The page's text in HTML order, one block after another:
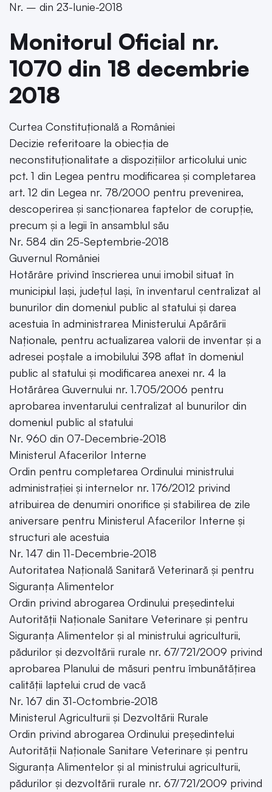
Nr. – din 23-Iunie-2018
Monitorul Oficial nr.
1070 din 18 decembrie
2018
Curtea Constituțională a României
Decizie referitoare la obiecția de
neconstituționalitate a dispozițiilor articolului unic
pct. 1 din Legea pentru modificarea și completarea
art. 12 din Legea nr. 78/2000 pentru prevenirea,
descoperirea și sancționarea faptelor de corupție,
precum și a legii în ansamblul său
Nr. 584 din 25-Septembrie-2018
Guvernul României
Hotărâre privind înscrierea unui imobil situat în
municipiul Iași, județul Iași, în inventarul centralizat al
bunurilor din domeniul public al statului și darea
acestuia în administrarea Ministerului Apărării
Naționale, pentru actualizarea valorii de inventar și a
adresei poștale a imobilului 398 aflat în domeniul
public al statului și modificarea anexei nr. 4 la
Hotărârea Guvernului nr. 1.705/2006 pentru
aprobarea inventarului centralizat al bunurilor din
domeniul public al statului
Nr. 960 din 07-Decembrie-2018
Ministerul Afacerilor Interne
Ordin pentru completarea Ordinului ministrului
administrației și internelor nr. 176/2012 privind
atribuirea de denumiri onorifice și stabilirea de zile
aniversare pentru Ministerul Afacerilor Interne și
structuri ale acestuia
Nr. 147 din 11-Decembrie-2018
Autoritatea Națională Sanitară Veterinară și pentru
Siguranța Alimentelor
Ordin privind abrogarea Ordinului președintelui
Autorității Naționale Sanitare Veterinare și pentru
Siguranța Alimentelor și al ministrului agriculturii,
pădurilor și dezvoltării rurale nr. 67/721/2009 privind
aprobarea Planului de măsuri pentru îmbunătățirea
calității laptelui crud de vacă
Nr. 167 din 31-Octombrie-2018
Ministerul Agriculturii și Dezvoltării Rurale
Ordin privind abrogarea Ordinului președintelui
Autorității Naționale Sanitare Veterinare și pentru
Siguranța Alimentelor și al ministrului agriculturii,
pădurilor și dezvoltării rurale nr. 67/721/2009 privind